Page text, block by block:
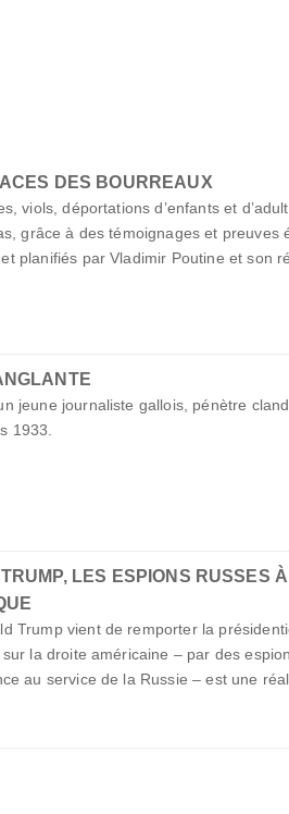
DES BOURREAUX
viols, déportations d’enfants et
grâce à des témoignages et preuves
planifiés par Vladimir Poutine et son
jeune journaliste gallois, pénètre
1933.
LES ESPIONS RUSSES
Trump vient de remporter la
sur la droite américaine – par des
au service de la Russie – est une